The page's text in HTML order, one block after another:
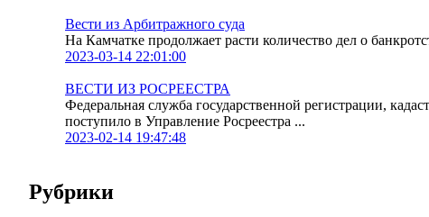
Вести из Арбитражного суда
На Камчатке продолжает расти количество дел о
2023-03-14 22:01:00
ВЕСТИ ИЗ РОСРЕЕСТРА
Федеральная служба государственной регистрации,
поступило в Управление Росреестра ...
2023-02-14 19:47:48
Рубрики